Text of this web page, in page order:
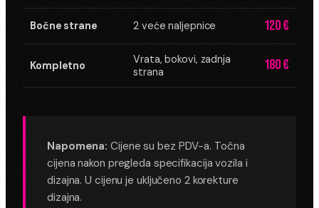
Bočne strane 2 veće naljepnice 120 €
Kompletno
Vrata, bokovi, zadnja
strana
180 €
Napomena: Cijene su bez PDV-a. Točna
cijena nakon pregleda specifikacija vozila i
dizajna. U cijenu je uključeno 2 korekture
dizajna.